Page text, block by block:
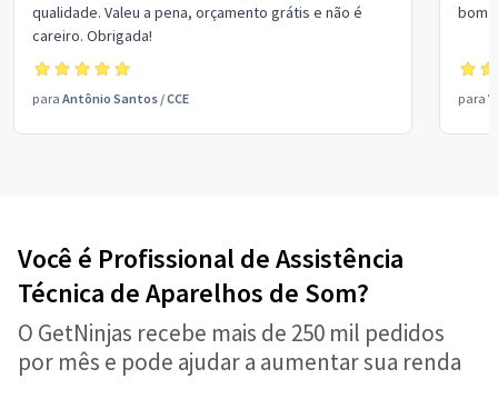
qualidade. Valeu a pena, orçamento grátis e não é
careiro. Obrigada!
para Antônio Santos /CCE
bom
para
Você é Profissional de Assistência
Técnica de Aparelhos de Som?
O GetNinjas recebe mais de 250 mil pedidos
por mês e pode ajudar a aumentar sua renda